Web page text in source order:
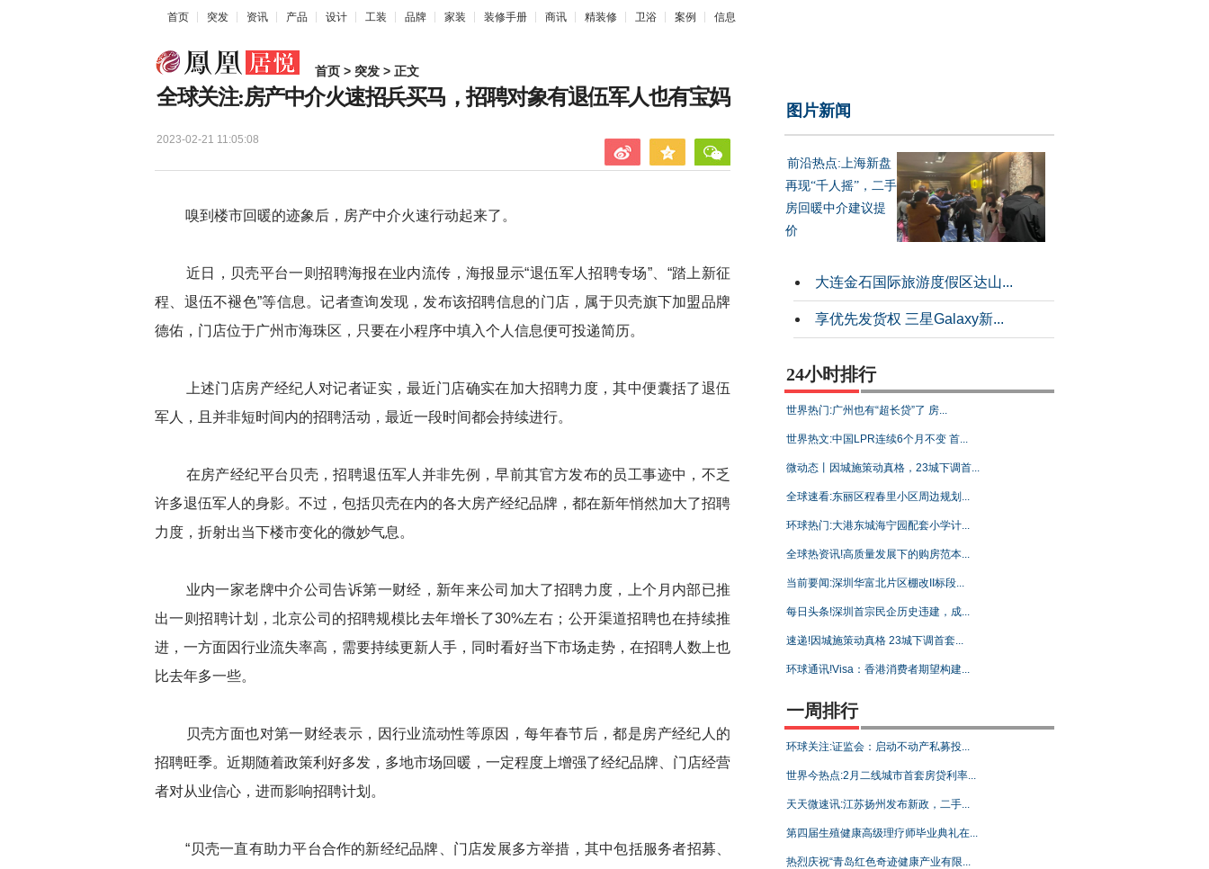
首页 突发 资讯 产品 设计 工装 品牌 家装 装修手册 商讯 精装修 卫浴 案例 信息
首页 > 突发 > 正文
全球关注:房产中介火速招兵买马，招聘对象有退伍军人也有宝妈
2023-02-21 11:05:08
嗅到楼市回暖的迹象后，房产中介火速行动起来了。
近日，贝壳平台一则招聘海报在业内流传，海报显示“退伍军人招聘专场”、“踏上新征
程、退伍不褪色”等信息。记者查询发现，发布该招聘信息的门店，属于贝壳旗下加盟品牌
德佑，门店位于广州市海珠区，只要在小程序中填入个人信息便可投递简历。
上述门店房产经纪人对记者证实，最近门店确实在加大招聘力度，其中便囊括了退伍
军人，且并非短时间内的招聘活动，最近一段时间都会持续进行。
在房产经纪平台贝壳，招聘退伍军人并非先例，早前其官方发布的员工事迹中，不乏
许多退伍军人的身影。不过，包括贝壳在内的各大房产经纪品牌，都在新年悄然加大了招聘
力度，折射出当下楼市变化的微妙气息。
业内一家老牌中介公司告诉第一财经，新年来公司加大了招聘力度，上个月内部已推
出一则招聘计划，北京公司的招聘规模比去年增长了30%左右；公开渠道招聘也在持续推
进，一方面因行业流失率高，需要持续更新人手，同时看好当下市场走势，在招聘人数上也
比去年多一些。
贝壳方面也对第一财经表示，因行业流动性等原因，每年春节后，都是房产经纪人的
招聘旺季。近期随着政策利好多发，多地市场回暖，一定程度上增强了经纪品牌、门店经营
者对从业信心，进而影响招聘计划。
“贝壳一直有助力平台合作的新经纪品牌、门店发展多方举措，其中包括服务者招募、
图片新闻
前沿热点:上海新盘
再现“千人摇”，二手
房回暖中介建议提
价
大连金石国际旅游度假区达山...
享优先发货权 三星Galaxy新...
24小时排行
世界热门:广州也有“超长贷”了 房...
世界热文:中国LPR连续6个月不变 首...
微动态丨因城施策动真格，23城下调首...
全球速看:东丽区程春里小区周边规划...
环球热门:大港东城海宁园配套小学计...
全球热资讯!高质量发展下的购房范本...
当前要闻:深圳华富北片区棚改II标段...
每日头条!深圳首宗民企历史违建，成...
速递!因城施策动真格 23城下调首套...
环球通讯!Visa：香港消费者期望构建...
一周排行
环球关注:证监会：启动不动产私募投...
世界今热点:2月二线城市首套房贷利率...
天天微速讯:江苏扬州发布新政，二手...
第四届生殖健康高级理疗师毕业典礼在...
热烈庆祝“青岛红色奇迹健康产业有限...